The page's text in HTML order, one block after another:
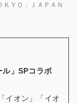
ＹＯ．ＪＡＰＡＮ
ル」SPコラボ
イオン」「イオ